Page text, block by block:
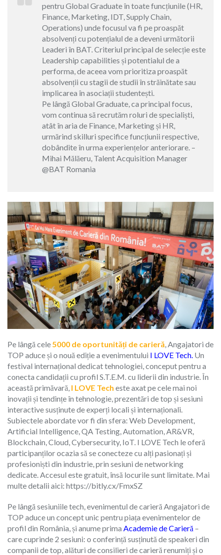
pentru Global Graduate în toate funcțiunile (HR,
Finance, Marketing, IDT, Supply Chain,
Operations) unde focusul va fi pe proaspăt
absolvenți cu potențialul de a deveni următorii
Leaderi în BAT. Criteriul principal de selecție este
Leadership capabilities și potentialul de a
performa, de aceea vom prioritiza proaspăt
absolvenții cu stagii de studii în străinătate sau
implicarea în asociații studentești.
Pe lângă Global Graduate, ca principal focus,
vom continua să recrutăm roluri de specialiști,
atât în aria de Finance, Marketing și HR,
urmărind skilluri specifice funcțiunii respective,
dobândite în urma experiențelor anteriorare. –
Mihai Mălăeru, Talent Acquisition Manager
@BAT Romania
Pe lângă cele5000 de oportunități de carieră, Angajatori de
TOP aduce și o nouă ediție a evenimentului I LOVE Tech. Un
festival internațional dedicat tehnologiei, conceput pentru a
conecta candidații cu profil S.T.E.M. cu liderii din industrie. În
această primăvară, I LOVE Tech este axat pe cele mai noi
inovații și tendințe în tehnologie, prezentări de top și sesiuni
interactive susținute de experți locali și internaționali.
Subiectele abordate vor fi din sfera: Web Development,
Artificial Intelligence, QA Testing, Automation, AR&VR,
Blockchain, Cloud, Cybersecurity, IoT. I LOVE Tech le oferă
participanților ocazia să se conecteze cu alți pasionați și
profesioniști din industrie, prin sesiuni de networking
dedicate. Accesul este gratuit, însă locurile sunt limitate. Mai
multe detalii aici: https://bitly.cx/FmxSZ
Pe lângă sesiuniile tech, evenimentul de carieră Angajatori de
TOP aduce un concept unic pentru piața evenimentelor de
profil din România, și anume prima Academie de Carieră –
care cuprinde 2 sesiuni: o conferință susținută de speakeri din
companii de top, alături de consilieri de carieră renumiți și o